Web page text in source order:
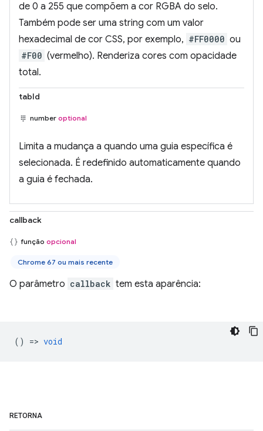
de 0 a 255 que compõem a cor RGBA do selo.
Também pode ser uma string com um valor
hexadecimal de cor CSS, por exemplo, #FF0000 ou
#F00 (vermelho). Renderiza cores com opacidade
total.
tabId
number optional
Limita a mudança a quando uma guia específica é
selecionada. É redefinido automaticamente quando
a guia é fechada.
callback
função opcional
Chrome 67 ou mais recente
O parâmetro callback tem esta aparência:
() => void
RETORNA